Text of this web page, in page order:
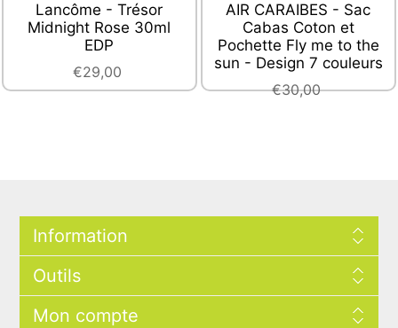
Lancôme - Trésor
Midnight Rose 30ml
EDP
€29,00
AIR CARAIBES - Sac
Cabas Coton et
Pochette Fly me to the
sun - Design 7 couleurs
€30,00
Information
Outils
Mon compte